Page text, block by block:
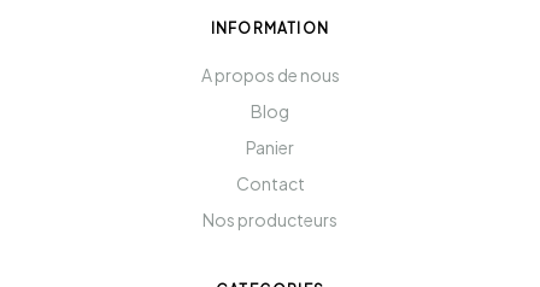
INFORMATION
A propos de nous
Blog
Panier
Contact
Nos producteurs